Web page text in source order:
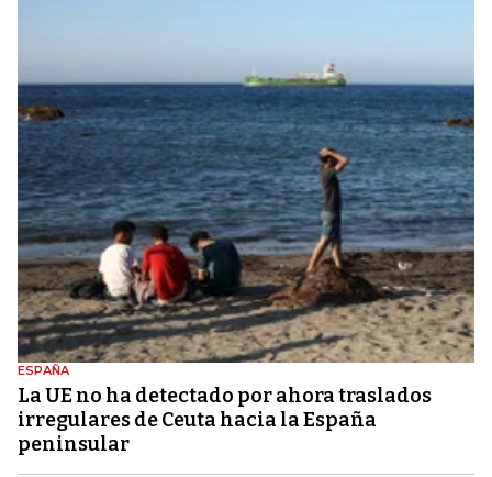
ESPAÑA
La UE no ha detectado por ahora traslados
irregulares de Ceuta hacia la España
peninsular